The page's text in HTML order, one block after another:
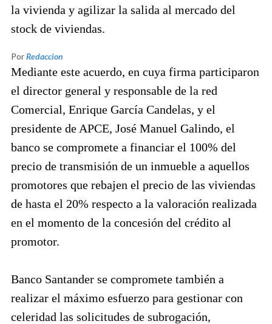
la vivienda y agilizar la salida al mercado del
stock de viviendas.
PorRedaccion
Mediante este acuerdo, en cuya firma participaron
el director general y responsable de la red
Comercial, Enrique García Candelas, y el
presidente de APCE, José Manuel Galindo, el
banco se compromete a financiar el 100% del
precio de transmisión de un inmueble a aquellos
promotores que rebajen el precio de las viviendas
de hasta el 20% respecto a la valoración realizada
en el momento de la concesión del crédito al
promotor.
Banco Santander se compromete también a
realizar el máximo esfuerzo para gestionar con
celeridad las solicitudes de subrogación,